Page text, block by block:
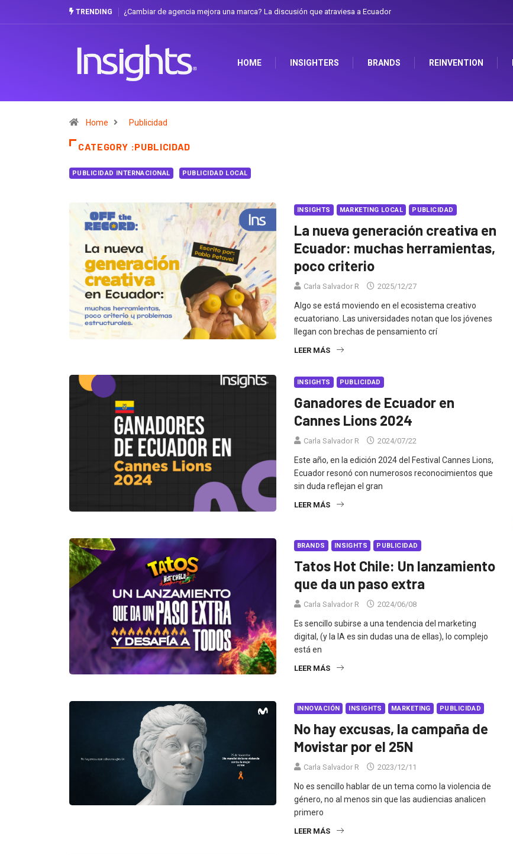
TRENDING
una marca? La discusión que atraviesa a EcuadorGabriela Herrera y el arte de cambiarse el sombrero en Corporación Favorita
HOME INSIGHTERS BRANDS REINVENTION
Home Publicidad
CATEGORY :PUBLICIDAD
PUBLICIDAD INTERNACIONAL PUBLICIDAD LOCAL
INSIGHTS MARKETING LOCAL PUBLICIDAD
La nueva generación creativa en
Ecuador: muchas herramientas,
poco criterio
Carla Salvador R 2025/12/27
Algo se está moviendo en el ecosistema creativo
ecuatoriano. Las universidades notan que los jóvenes
llegan con brechas de pensamiento crí
LEER MÁS
INSIGHTS PUBLICIDAD
Ganadores de Ecuador en
Cannes Lions 2024
Carla Salvador R 2024/07/22
Este año, en la edición 2024 del Festival Cannes Lions,
Ecuador resonó con numerosos reconocimientos que
sin duda reflejan el gran
LEER MÁS
BRANDS INSIGHTS PUBLICIDAD
Tatos Hot Chile: Un lanzamiento
que da un paso extra
Carla Salvador R 2024/06/08
Es sencillo subirse a una tendencia del marketing
digital, (y la IA es sin dudas una de ellas), lo complejo
está en
LEER MÁS
INNOVACIÓN INSIGHTS MARKETING PUBLICIDAD
No hay excusas, la campaña de
Movistar por el 25N
Carla Salvador R 2023/12/11
No es sencillo hablar de un tema como la violencia de
género, no al menos sin que las audiencias analicen
primero
LEER MÁS